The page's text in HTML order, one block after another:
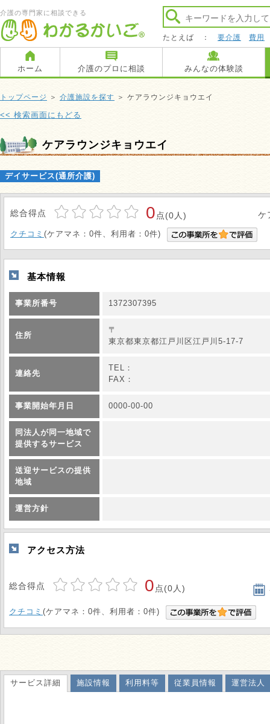
介護の専門家に相談できる
たとえば ： 要介護 費用
ホーム 介護のプロに相談 みんなの体験談
トップページ ＞ 介護施設を探す ＞ ケアラウンジキョウエイ
<< 検索画面にもどる
ケアラウンジキョウエイ
デイサービス(通所介護)
総合得点 0 点(0人) ケ
クチコミ (ケアマネ：0件、利用者：0件)
基本情報
事業所番号 1372307395
住所
〒
東京都東京都江戸川区江戸川5-17-7
連絡先
TEL：
FAX：
事業開始年月日 0000-00-00
同法人が同一地域で
提供するサービス
送迎サービスの提供
地域
運営方針
アクセス方法
総合得点 0 点(0人)
クチコミ (ケアマネ：0件、利用者：0件)
サービス詳細 施設情報 利用料等 従業員情報 運営法人